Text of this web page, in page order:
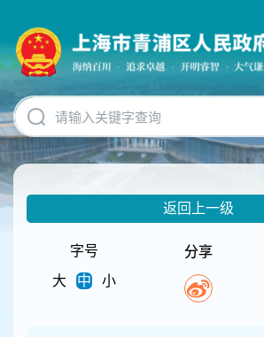
碍
操
明
跳
转
到
网
返回上一级
字号
大
中 小
分享